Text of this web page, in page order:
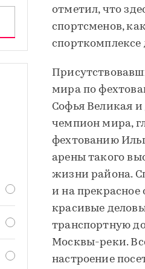
отметил, что
спортсменов,
мира по
Софья Великая
чемпион мира,
фехтованию
арены такого
жизни района.
и на прекрасное
красивые
транспортную
Москвы-реки.
настроение